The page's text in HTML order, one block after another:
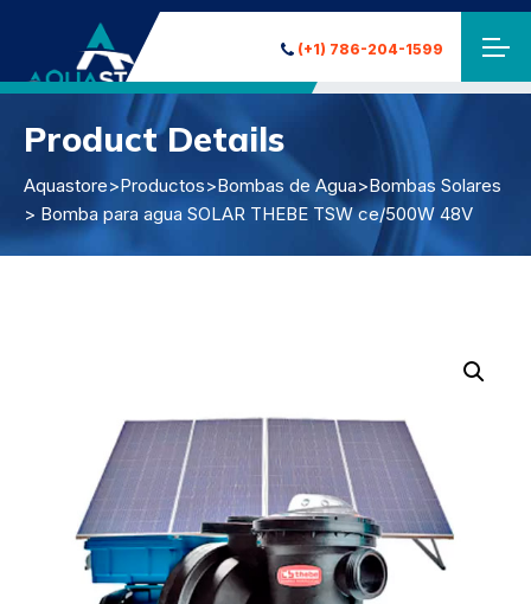
(+1) 786-204-1599
Product Details
Aquastore>Productos>Bombas de Agua>Bombas Solares
> Bomba para agua SOLAR THEBE TSW ce/500W 48V